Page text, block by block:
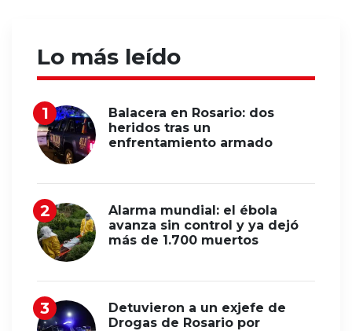
Lo más leído
Balacera en Rosario: dos
heridos tras un
enfrentamiento armado
Alarma mundial: el ébola
avanza sin control y ya dejó
más de 1.700 muertos
Detuvieron a un exjefe de
Drogas de Rosario por